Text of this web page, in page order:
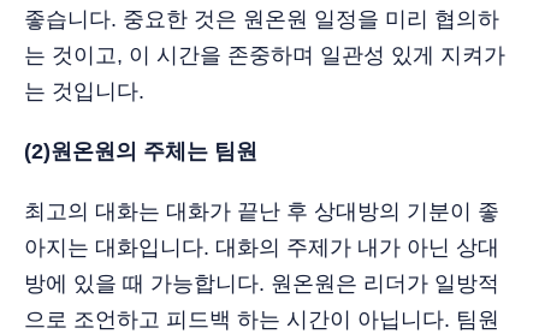
좋습니다. 중요한 것은 원온원 일정을 미리 협의하
는 것이고, 이 시간을 존중하며 일관성 있게 지켜가
는 것입니다.
(2)원온원의 주체는 팀원
최고의 대화는 대화가 끝난 후 상대방의 기분이 좋
아지는 대화입니다. 대화의 주제가 내가 아닌 상대
방에 있을 때 가능합니다. 원온원은 리더가 일방적
으로 조언하고 피드백 하는 시간이 아닙니다. 팀원